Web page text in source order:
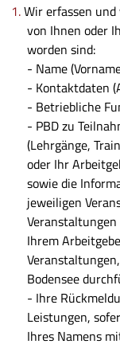
Wir erfassen
von Ihnen oder
worden sind:
- Name
- Kontaktdaten
- Betriebliche
- PBD zu
(Lehrgänge,
oder Ihr
sowie die
jeweiligen
Ihrem
Bodensee
- Ihre
Leistungen,
Ihres Namens